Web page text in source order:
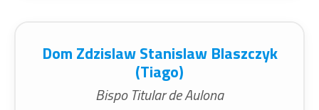
Dom Zdzislaw Stanislaw Blaszczyk
(Tiago)
Bispo Titular de Aulona